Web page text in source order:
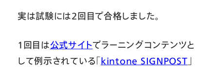
実は試験には2回目で合格しました。
1回目は公式サイトでラーニングコンテンツと
して例示されている「kintone SIGNPOST 」